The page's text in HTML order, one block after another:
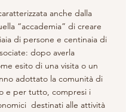
anche dalla
“accademia” di creare
di persone e centinaia di
dopo averla
esito di una visita o un
adottato la comunità di
e per tutto, compresi i
destinati alle attività